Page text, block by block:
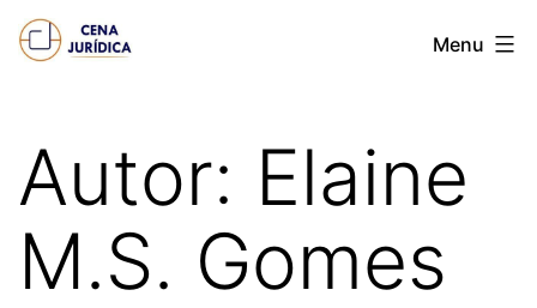
Pular
para
conteúdo
Cena
Menu
Autor: Elaine
M.S. Gomes